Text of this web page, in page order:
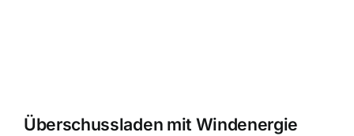
Überschussladen mit Windenergie